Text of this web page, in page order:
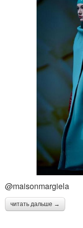
@maisonmargiela
читать дальше →